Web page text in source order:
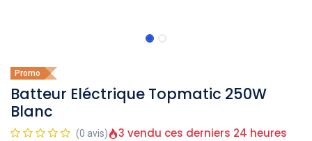
Promo
Batteur Eléctrique Topmatic 250W
Blanc
(0 avis) 3 vendu ces derniers 24 heures